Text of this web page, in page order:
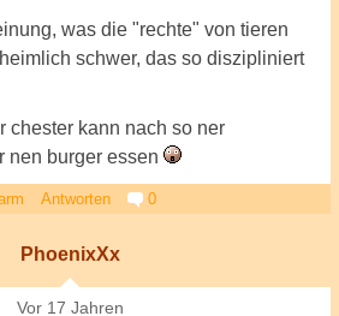
was die "rechte" von tieren
schwer, das so diszipliniert
chester kann nach so ner
nen burger essen
Antworten 0
PhoenixXx
Vor 17 Jahren